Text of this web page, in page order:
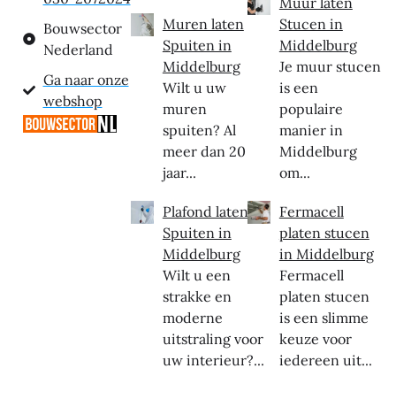
Bouwsector
Nederland
Ga naar onze
webshop
Muren laten
Spuiten in
Middelburg
Wilt u uw
muren
spuiten? Al
meer dan 20
jaar...
Plafond laten
Spuiten in
Middelburg
Wilt u een
strakke en
moderne
uitstraling voor
uw interieur?...
Stucen in
Middelburg
Je muur stucen
is een
populaire
manier in
Middelburg
om...
Fermacell
platen stucen
in Middelburg
Fermacell
platen stucen
is een slimme
keuze voor
iedereen uit...